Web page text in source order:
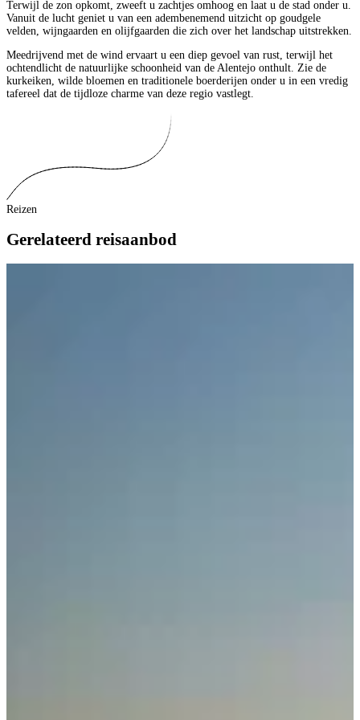
Terwijl de zon opkomt, zweeft u zachtjes omhoog en laat u de stad onder u.
Vanuit de lucht geniet u van een adembenemend uitzicht op goudgele
velden, wijngaarden en olijfgaarden die zich over het landschap uitstrekken.
Meedrijvend met de wind ervaart u een diep gevoel van rust, terwijl het
ochtendlicht de natuurlijke schoonheid van de Alentejo onthult. Zie de
kurkeiken, wilde bloemen en traditionele boerderijen onder u in een vredig
tafereel dat de tijdloze charme van deze regio vastlegt.
Reizen
Gerelateerd reisaanbod